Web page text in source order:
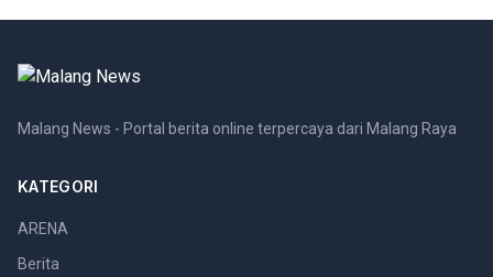
Malang News - Portal berita online terpercaya dari Malang Raya
KATEGORI
ARENA
Berita